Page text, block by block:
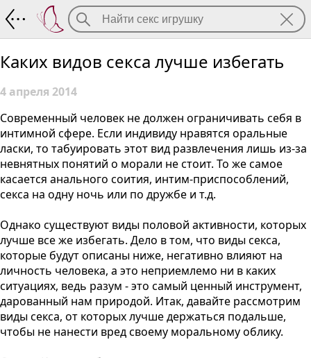
Каких видов секса лучше избегать
4 апреля 2014
Современный человек не должен ограничивать себя в
интимной сфере. Если индивиду нравятся оральные
ласки, то табуировать этот вид развлечения лишь из-за
невнятных понятий о морали не стоит. То же самое
касается анального соития, интим-приспособлений,
секса на одну ночь или по дружбе и т.д.
Однако существуют виды половой активности, которых
лучше все же избегать. Дело в том, что виды секса,
которые будут описаны ниже, негативно влияют на
личность человека, а это неприемлемо ни в каких
ситуациях, ведь разум - это самый ценный инструмент,
дарованный нам природой. Итак, давайте рассмотрим
виды секса, от которых лучше держаться подальше,
чтобы не нанести вред своему моральному облику.
Каких видов секса лучше избегать